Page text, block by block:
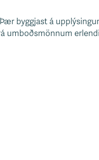
byggjast á
umboðsmönnum